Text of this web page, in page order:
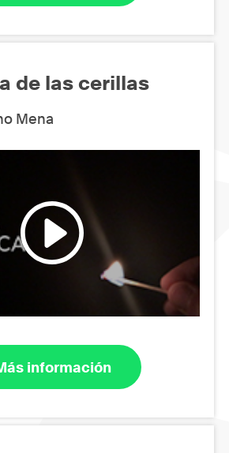
de las cerillas
Mena
información